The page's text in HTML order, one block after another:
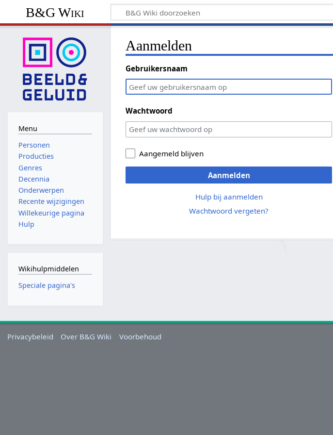
B&G Wiki
Aanmelden
Gebruikersnaam
Wachtwoord
Aangemeld blijven
Aanmelden
Hulp bij aanmelden
Wachtwoord vergeten?
Menu
Personen
Producties
Genres
Decennia
Onderwerpen
Recente wijzigingen
Willekeurige pagina
Hulp
Wikihulpmiddelen
Speciale pagina's
Privacybeleid Over B&G Wiki Voorbehoud